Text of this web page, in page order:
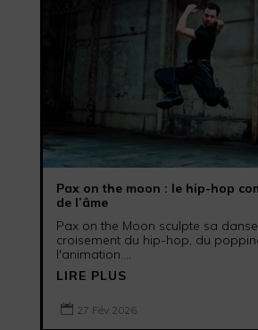
Pax on the moon : le hip-hop
de l’âme
Pax on the Moon sculpte sa
croisement du hip-hop, du
l'animation....
LIRE PLUS
 27 Fév 2026